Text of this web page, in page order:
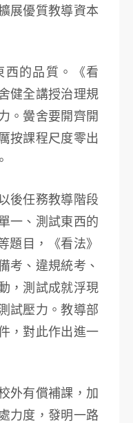
展優質教導資本
西的品質。《看
健全講授治理規
。黌舍要開齊開
按課程尺度零出
任務教導階段
一、測試東西的
題目，《看法》
考、違規統考、
，測試成就浮現
試壓力。教導部
，對此作出進一
有償補課，加
力度，發明一路